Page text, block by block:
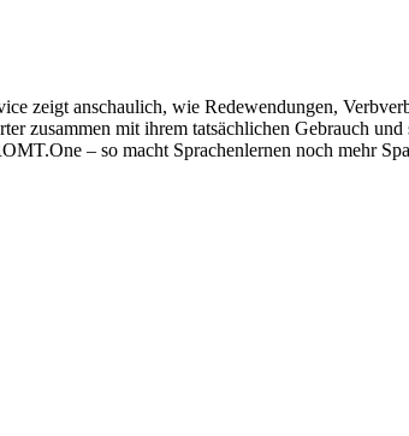
zeigt anschaulich, wie Redewendungen,
zusammen mit ihrem tatsächlichen Gebrauch
– so macht Sprachenlernen noch mehr